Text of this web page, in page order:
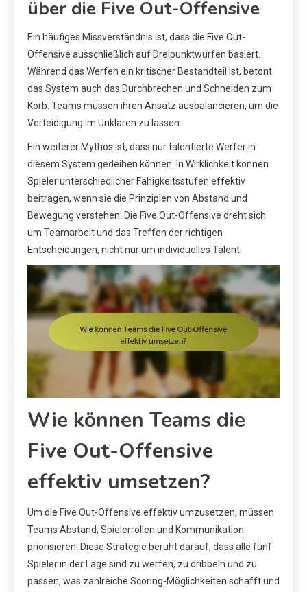
über die Five Out-Offensive
Ein häufiges Missverständnis ist, dass die Five Out-
Offensive ausschließlich auf Dreipunktwürfen basiert.
Während das Werfen ein kritischer Bestandteil ist, betont
das System auch das Durchbrechen und Schneiden zum
Korb. Teams müssen ihren Ansatz ausbalancieren, um die
Verteidigung im Unklaren zu lassen.
Ein weiterer Mythos ist, dass nur talentierte Werfer in
diesem System gedeihen können. In Wirklichkeit können
Spieler unterschiedlicher Fähigkeitsstufen effektiv
beitragen, wenn sie die Prinzipien von Abstand und
Bewegung verstehen. Die Five Out-Offensive dreht sich
um Teamarbeit und das Treffen der richtigen
Entscheidungen, nicht nur um individuelles Talent.
Wie können Teams die
Five Out-Offensive
effektiv umsetzen?
Um die Five Out-Offensive effektiv umzusetzen, müssen
Teams Abstand, Spielerrollen und Kommunikation
priorisieren. Diese Strategie beruht darauf, dass alle fünf
Spieler in der Lage sind zu werfen, zu dribbeln und zu
passen, was zahlreiche Scoring-Möglichkeiten schafft und